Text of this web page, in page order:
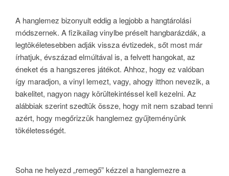
A hanglemez bizonyult eddig a legjobb a hangtárolási
módszernek. A fizikailag vinylbe préselt hangbarázdák, a
legtökéletesebben adják vissza évtizedek, sőt most már
írhatjuk, évszázad elmúltával is, a felvett hangokat, az
éneket és a hangszeres játékot. Ahhoz, hogy ez valóban
így maradjon, a vinyl lemezt, vagy, ahogy itthon nevezik, a
bakelitet, nagyon nagy körültekintéssel kell kezelni. Az
alábbiak szerint szedtük össze, hogy mit nem szabad tenni
azért, hogy megőrizzük hanglemez gyűjteményünk
tökéletességét.
Soha ne helyezd „remegő” kézzel a hanglemezre a